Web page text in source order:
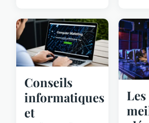
Conseils
informatiques
et
Les